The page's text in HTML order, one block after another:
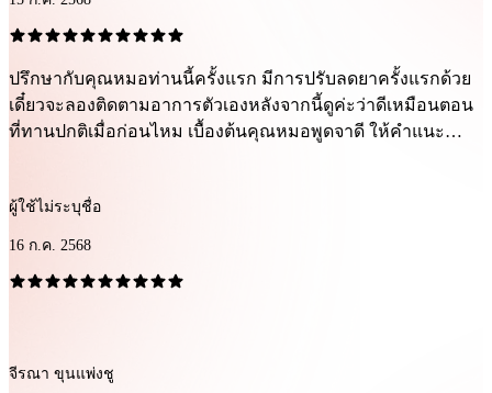
ปรึกษากับคุณหมอท่านนี้ครั้งแรก มีการปรับลดยาครั้งแรกด้วย
เดี๋ยวจะลองติดตามอาการตัวเองหลังจากนี้ดูค่ะว่าดีเหมือนตอน
ที่ทานปกติเมื่อก่อนไหม เบื้องต้นคุณหมอพูดจาดี ให้คำแนะนำ
ผู้ใช้ไม่ระบุชื่อ
16 ก.ค. 2568
จีรณา ขุนแพ่งชู